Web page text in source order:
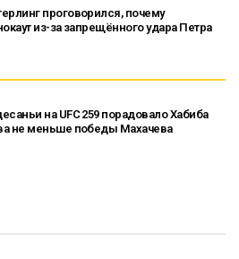
проговорился, почему
из-за запрещённого удара Петра
на UFC 259 порадовало Хабиба
не меньше победы Махачева